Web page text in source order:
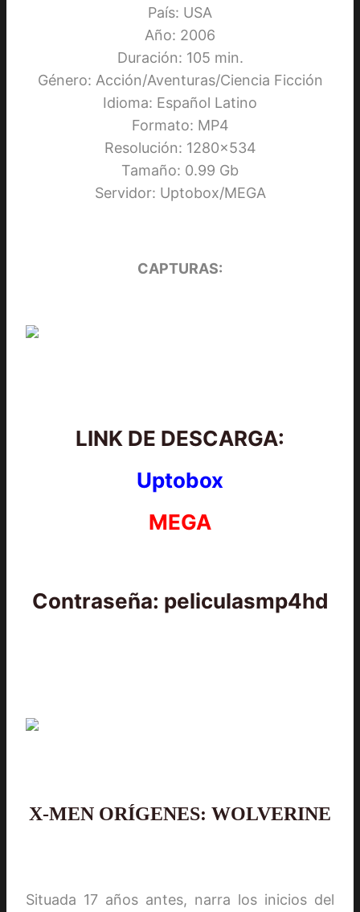
País: USA
Año: 2006
Duración: 105 min.
Género: Acción/Aventuras/Ciencia Ficción
Idioma: Español Latino
Formato: MP4
Resolución: 1280×534
Tamaño: 0.99 Gb
Servidor: Uptobox/MEGA
CAPTURAS:
LINK DE DESCARGA:
Uptobox
MEGA
Contraseña: peliculasmp4hd
X-MEN ORÍGENES: WOLVERINE
Situada 17 años antes, narra los inicios del